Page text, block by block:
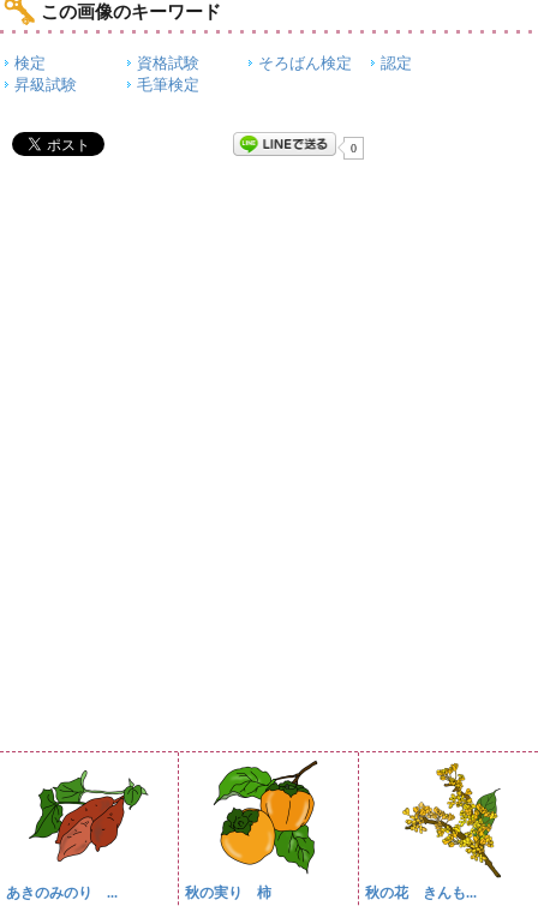
この画像のキーワード
検定 資格試験 そろばん検定
認定
昇級試験
毛筆検定
0
あきのみのり ... 秋の実り 柿 秋の花 きんも...